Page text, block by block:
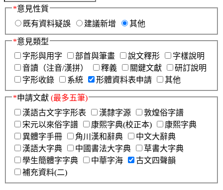
*意見性質
既有資料疑誤
建議新增 其他
*意見類型
字形與用字
部首與筆畫 說文釋形
字樣說明
音讀（注音/漢拼）
釋義 關鍵文獻
研訂說明
字形收錄
系統 形體資料表申請 其他
*申請文獻 (最多五筆)
漢語古文字字形表
漢隸字源
敦煌俗字譜
宋元以來俗字譜
康熙字典(校正本)
康熙字典
異體字手冊
角川漢和辭典
中文大辭典
漢語大字典
中國書法大字典
草書大字典
學生簡體字字典
中華字海
古文四聲韻
補充資料(二)